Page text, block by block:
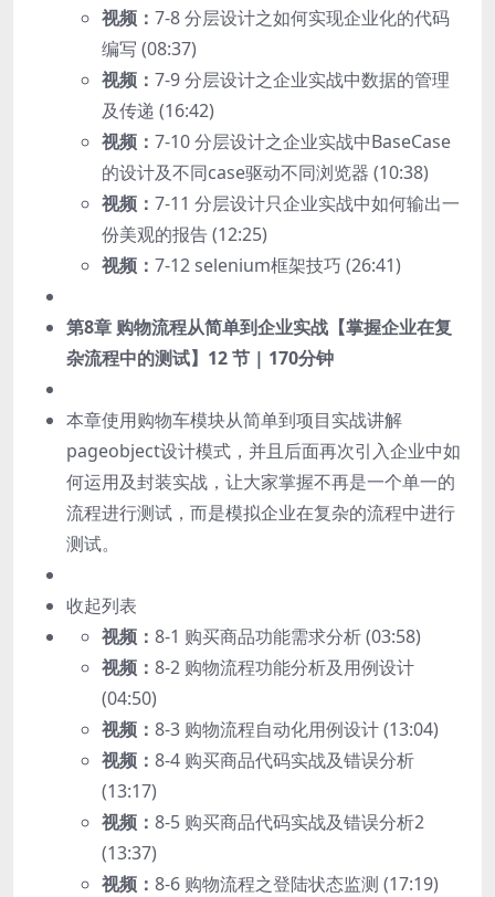
视频： 7-8 分层设计之如何实现企业化的代码
编写 (08:37)
视频： 7-9 分层设计之企业实战中数据的管理
及传递 (16:42)
视频： 7-10 分层设计之企业实战中BaseCase
的设计及不同case驱动不同浏览器 (10:38)
视频： 7-11 分层设计只企业实战中如何输出一
份美观的报告 (12:25)
视频： 7-12 selenium框架技巧 (26:41)
第8章 购物流程从简单到企业实战【掌握企业在复
杂流程中的测试】 12 节 | 170分钟
本章使用购物车模块从简单到项目实战讲解
pageobject设计模式，并且后面再次引入企业中如
何运用及封装实战，让大家掌握不再是一个单一的
流程进行测试，而是模拟企业在复杂的流程中进行
测试。
收起列表
视频： 8-1 购买商品功能需求分析 (03:58)
视频： 8-2 购物流程功能分析及用例设计
(04:50)
视频： 8-3 购物流程自动化用例设计 (13:04)
视频： 8-4 购买商品代码实战及错误分析
(13:17)
视频： 8-5 购买商品代码实战及错误分析2
(13:37)
视频： 8-6 购物流程之登陆状态监测 (17:19)